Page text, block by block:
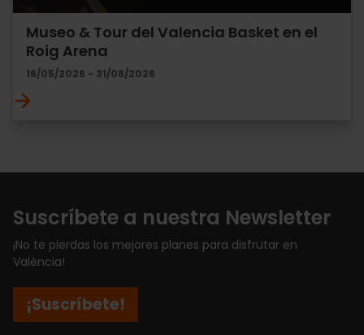
Museo & Tour del Valencia Basket en el
Roig Arena
16/05/2026 - 31/08/2026
Suscríbete a nuestra Newsletter
¡No te pierdas los mejores planes para disfrutar en
València!
¡Suscríbete!